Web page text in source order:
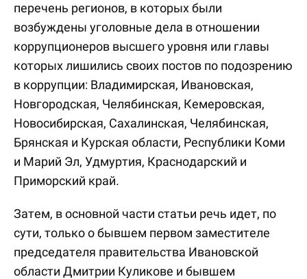
перечень регионов, в которых были
возбуждены уголовные дела в отношении
коррупционеров высшего уровня или главы
которых лишились своих постов по подозрению
в коррупции: Владимирская, Ивановская,
Новгородская, Челябинская, Кемеровская,
Новосибирская, Сахалинская, Челябинская,
Брянская и Курская области, Республики Коми
и Марий Эл, Удмуртия, Краснодарский и
Приморский край.
Затем, в основной части статьи речь идет, по
сути, только о бывшем первом заместителе
председателя правительства Ивановской
области Дмитрии Куликове и бывшем